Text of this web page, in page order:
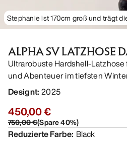
Stephanie ist 170cm groß und trägt
ALPHA SV LATZHOSE
Ultrarobuste Hardshell-
und Abenteuer im tiefsten
Designt: 2025
450,00 €
750,00 €(Spare40%)
Reduzierte Farbe: Black